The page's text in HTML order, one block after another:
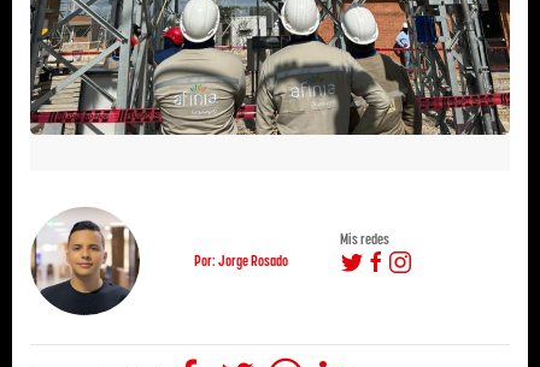
Por: Jorge Rosado
Mis redes